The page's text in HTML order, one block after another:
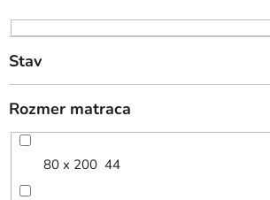
d
u
k
t
o
v
Stav
Rozmer matraca
80 x 200 44